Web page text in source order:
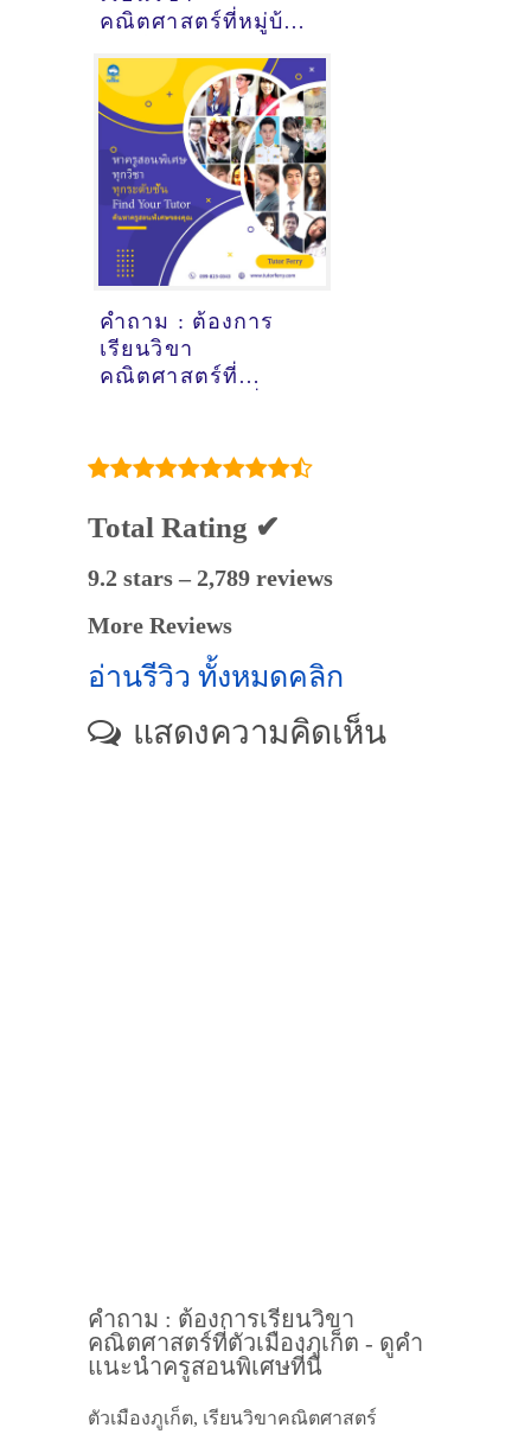
คณิตศาสตร์ที่หมู่บ้าน
คำแนะนำครูสอน
พิเศษที่นี่
คำถาม : ต้องการ
เรียนวิขา
คณิตศาสตร์ที่
กรุงเทพมหานคร - ดู
คำแนะนำครูสอน
พิเศษที่นี่
Total Rating ✔
9.2 stars – 2,789 reviews
More Reviews
อ่านรีวิว ทั้งหมดคลิก
แสดงความคิดเห็น
คำถาม : ต้องการเรียนวิขา
คณิตศาสตร์ที่ตัวเมืองภูเก็ต - ดูคำ
แนะนำครูสอนพิเศษที่นี่
ตัวเมืองภูเก็ต, เรียนวิขาคณิตศาสตร์